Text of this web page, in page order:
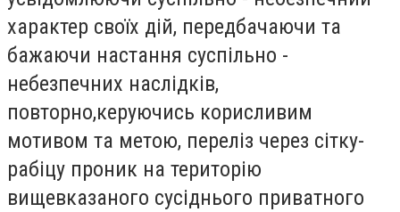
характер своїх дій, передбачаючи та
бажаючи настання суспільно -
небезпечних наслідків,
повторно,керуючись корисливим
мотивом та метою, переліз через сітку-
рабіцу проник на територію
вищевказаного сусіднього приватного